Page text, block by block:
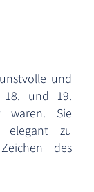
und
18. und 19.
waren. Sie
zu
des